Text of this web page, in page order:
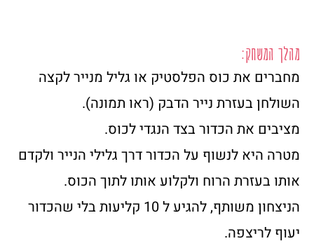
מהלך המשחק:
מחברים את כוס הפלסטיק או גליל מנייר לקצה
השולחן בעזרת נייר הדבק (ראו תמונה).
מציבים את הכדור בצד הנגדי לכוס.
מטרה היא לנשוף על הכדור דרך גלילי הנייר ולקדם
אותו בעזרת הרוח ולקלוע אותו לתוך הכוס.
הניצחון משותף, להגיע ל 10 קליעות בלי שהכדור
יעוף לריצפה.